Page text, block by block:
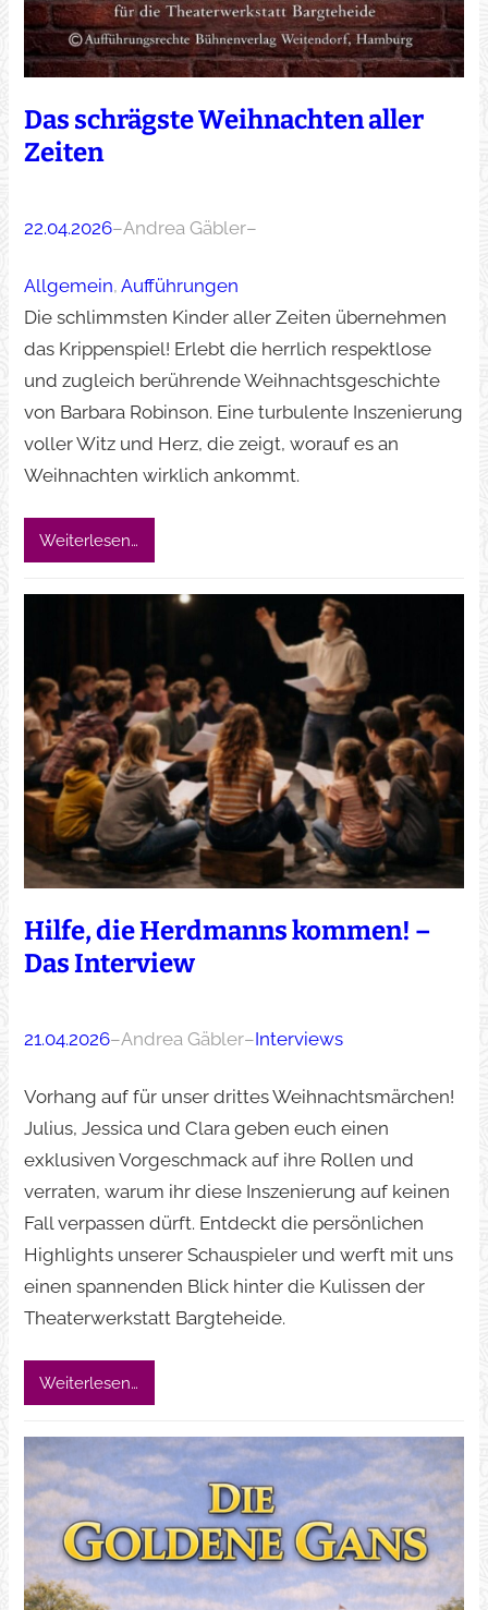
Das schrägste Weihnachten aller
Zeiten
22.04.2026–Andrea Gäbler–
Allgemein, Aufführungen
Die schlimmsten Kinder aller Zeiten übernehmen
das Krippenspiel! Erlebt die herrlich respektlose
und zugleich berührende Weihnachtsgeschichte
von Barbara Robinson. Eine turbulente Inszenierung
voller Witz und Herz, die zeigt, worauf es an
Weihnachten wirklich ankommt.
Weiterlesen…
Hilfe, die Herdmanns kommen! –
Das Interview
21.04.2026–Andrea Gäbler–Interviews
Vorhang auf für unser drittes Weihnachtsmärchen!
Julius, Jessica und Clara geben euch einen
exklusiven Vorgeschmack auf ihre Rollen und
verraten, warum ihr diese Inszenierung auf keinen
Fall verpassen dürft. Entdeckt die persönlichen
Highlights unserer Schauspieler und werft mit uns
einen spannenden Blick hinter die Kulissen der
Theaterwerkstatt Bargteheide.
Weiterlesen…